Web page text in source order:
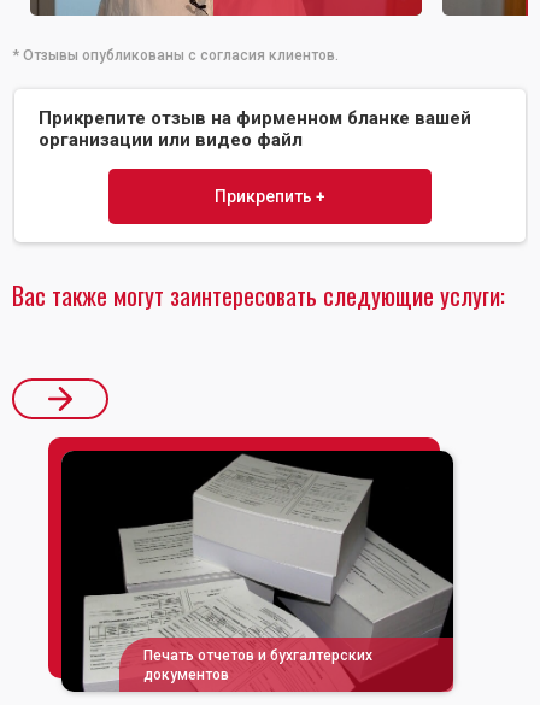
* Отзывы опубликованы с согласия клиентов.
Прикрепите отзыв на фирменном бланке вашей
организации или видео файл
Прикрепить +
Вас также могут заинтересовать следующие услуги:
Печать отчетов и бухгалтерских
документов